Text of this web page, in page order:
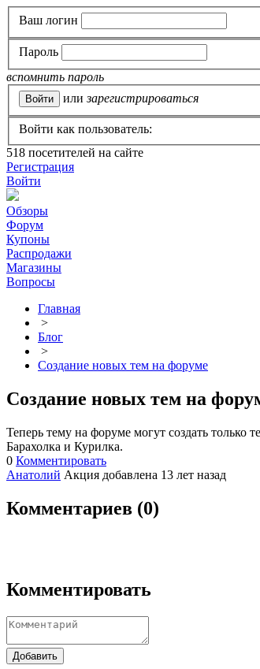
Ваш логин
Пароль
вспомнить пароль
или зарегистрироваться
Войти как пользователь:
518 посетителей на сайте
Регистрация
Войти
Обзоры
Форум
Купоны
Распродажи
Магазины
Вопросы
Главная
>
Блог
>
Создание новых тем на форуме
Создание новых тем на
Теперь тему на форуме могут создать
Барахолка и Курилка.
0 Комментировать
Анатолий Акция добавлена 13 лет назад
Комментариев (0)
Комментировать
Добавить